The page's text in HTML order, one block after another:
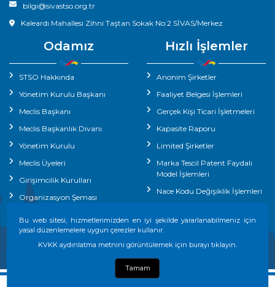
bilgi@sivastso.org.tr
Kaleardı Mahallesi Zihni Taştan Sokak No:2 SİVAS/Merkez
Odamız
STSO Hakkında
Yönetim Kurulu Başkanı
Meclis Başkanı
Meclis Başkanlık Divanı
Yönetim Kurulu
Meclis Üyeleri
Girişimcilik Kurulları
Organizasyon Şeması
Hızlı İşlemler
Anonim Şirketler
Faaliyet Belgesi İşlemleri
Gerçek Kişi Ticari İşletmeleri
Kapasite Raporu
Limited Şirketler
Marka Tescil Patent Faydalı
Model İşlemleri
Nace Kodu Değişiklik İşlemleri
İhracat Destek Ofisi İşlemleri
Bu web sitesi, hizmetlerimizden en iyi şekilde yararlanabilmeniz için
yasal düzenlemelere uygun çerezler kullanır.
KVKK aydınlatma metnini görüntülemek için burayı tıklayın.
Tamam